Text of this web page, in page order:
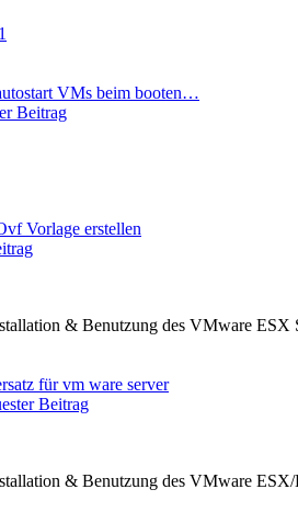
VMs beim booten…
Beitrag
Vorlage erstellen
& Benutzung des VMware ESX
für vm ware server
Beitrag
& Benutzung des VMware